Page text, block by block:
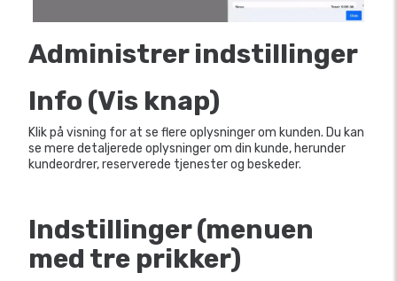
Administrer indstillinger
Info (Vis knap)
Klik på visning for at se flere oplysninger om kunden. Du kan
se mere detaljerede oplysninger om din kunde, herunder
kundeordrer, reserverede tjenester og beskeder.
Indstillinger (menuen
med tre prikker)